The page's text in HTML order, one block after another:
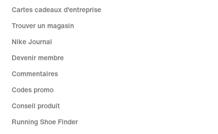
Cartes cadeaux d'entreprise
Trouver un magasin
Nike Journal
Devenir membre
Commentaires
Codes promo
Conseil produit
Running Shoe Finder